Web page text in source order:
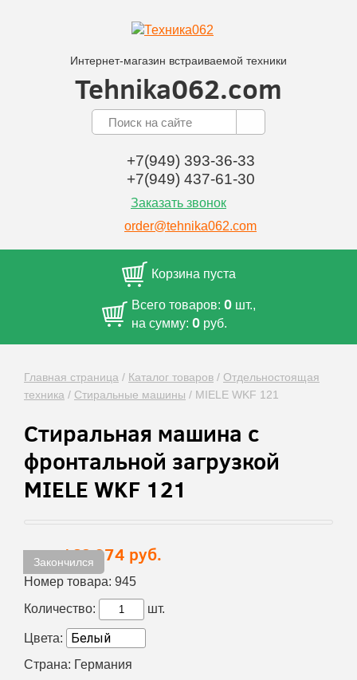
Интернет-магазин встраиваемой техники
Tehnika062.com
+7(949) 393-36-33
+7(949) 437-61-30
Заказать звонок
order@tehnika062.com
Корзина пуста
Всего товаров: 0шт.,
на сумму: 0руб.
Главная страница / Каталог товаров / Отдельностоящая
техника / Стиральные машины / MIELE WKF 121
Стиральная машина с
фронтальной загрузкой
MIELE WKF 121
Закончился
Цена: 168 974 руб.
Номер товара: 945
Количество:
шт.
Цвета:
Страна: Германия